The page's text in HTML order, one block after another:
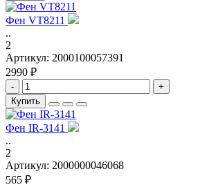
Фен VT8211
..
2
Артикул: 2000100057391
2990 ₽
-
+
Купить
Фен IR-3141
..
2
Артикул: 2000000046068
565 ₽